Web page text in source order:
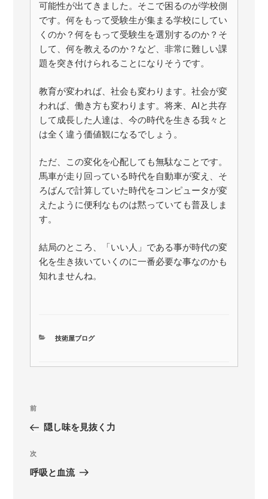
可能性が出てきました。そこで困るのが学校側
です。何をもって受験生が集まる学校にしてい
くのか？何をもって受験生を選別するのか？そ
して、何を教えるのか？など、非常に難しい課
題を突き付けられることになりそうです。
教育が変われば、社会も変わります。社会が変
われば、働き方も変わります。将来、AIと共存
して成長した人達は、今の時代を生きる我々と
は全く違う価値観になるでしょう。
ただ、この変化を心配しても無駄なことです。
馬車が走り回っている時代を自動車が変え、そ
ろばんで計算していた時代をコンピュータが変
えたように便利なものは黙っていても普及しま
す。
結局のところ、「いい人」である事が時代の変
化を生き抜いていくのに一番必要な事なのかも
知れませんね。
カ
技術屋ブログ
投
ナ
ビ
ゲ
前
の
稿
前
隠し味を見抜く力
次
の
次
呼吸と血流